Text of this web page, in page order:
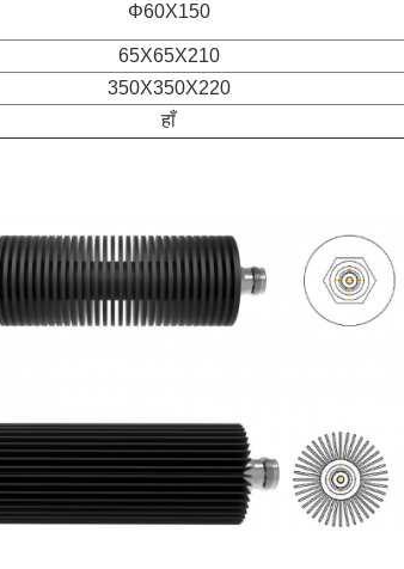
Φ60X150
65X65X210
350X350X220
हाँ